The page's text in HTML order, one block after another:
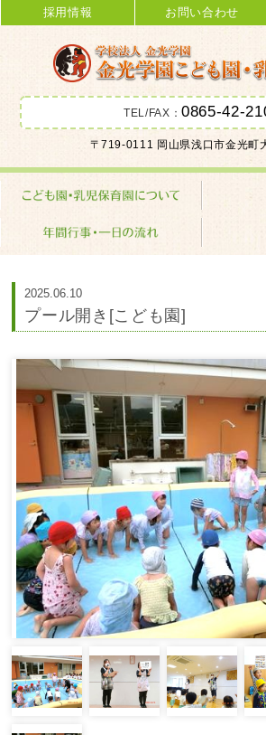
金光学園こども園･乳児
法人 金光学園
採用情報 お問い合わせ
TEL/FAX：0865-42-
〒719-0111 岡山県浅口市金光町
2025.06.10
プール開き[こども園]